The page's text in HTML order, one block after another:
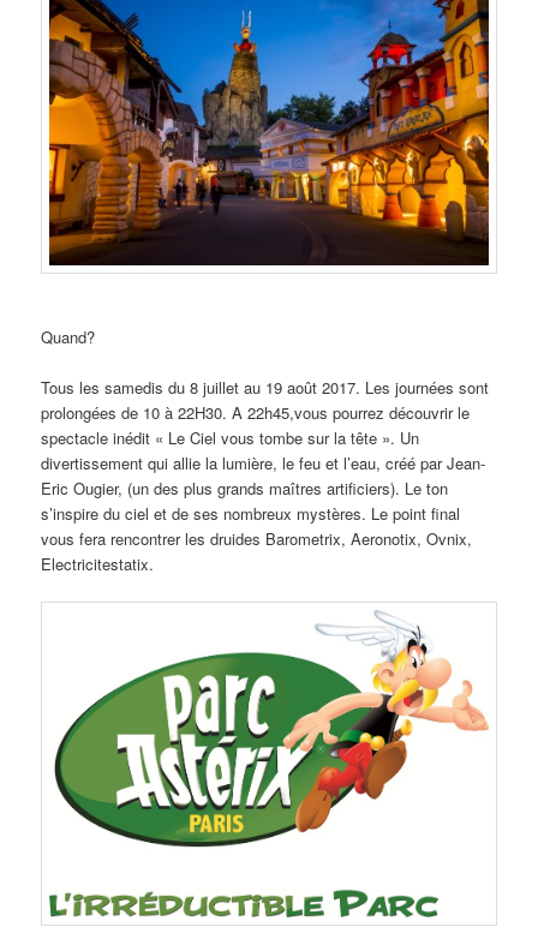
Quand?
Tous les samedis du 8 juillet au 19 août 2017. Les journées sont
prolongées de 10 à 22H30. A 22h45,vous pourrez découvrir le
spectacle inédit « Le Ciel vous tombe sur la tête ». Un
divertissement qui allie la lumière, le feu et l’eau, créé par Jean-
Eric Ougier, (un des plus grands maîtres artificiers). Le ton
s’inspire du ciel et de ses nombreux mystères. Le point final
vous fera rencontrer les druides Barometrix, Aeronotix, Ovnix,
Electricitestatix.